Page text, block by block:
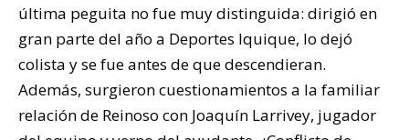
última peguita no fue muy distinguida: dirigió en
gran parte del año a Deportes Iquique, lo dejó
colista y se fue antes de que descendieran.
Además, surgieron cuestionamientos a la familiar
relación de Reinoso con Joaquín Larrivey, jugador